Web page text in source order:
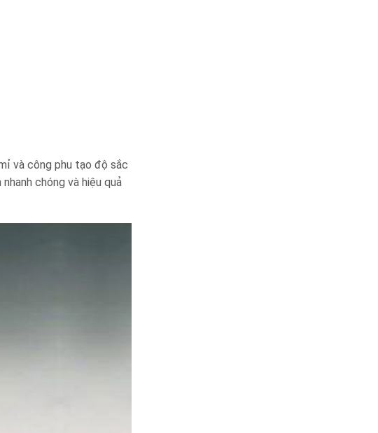
và công phu tạo độ sắc
chóng và hiệu quả